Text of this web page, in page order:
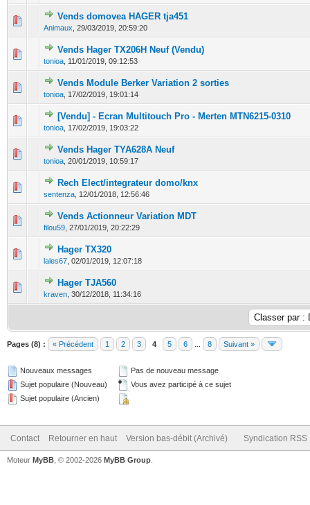
Vends domovea HAGER tja451
Animaux 29/03/2019, 20:59:20
0 Votes - 0 sur 5 en moyenne
12345
Vends Hager TX206H Neuf (Vendu)
tonioa 11/01/2019, 09:12:53
0 Votes - 0 sur 5 en moyenne
1 2345
Vends Module Berker Variation 2 sorties
tonioa 17/02/2019, 19:01:14
0 Votes - 0 sur 5 en moyenne
1 234 5
[Vendu] - Ecran Multitouch Pro - Merten MTN6215-0310
tonioa 17/02/2019, 19:03:22
0 Votes - 0 sur 5 en moyenne
12345
Vends Hager TYA628A Neuf
tonioa 20/01/2019, 10:59:17
0 Votes - 0 sur 5 en moyenne
12 345
Rech Elect/integrateur domo/knx
sentenza 12/01/2018, 12:56:46
0 Votes - 0 sur 5 en moyenne
12 345
Vends Actionneur Variation MDT
filou59 27/01/2019, 20:22:29
0 Votes - 0 sur 5 en moyenne
1 2345
Hager TX320
lales67 02/01/2019, 12:07:18
0 Votes - 0 sur 5 en moyenne
Hager TJA560
kraven 30/12/2018, 11:34:16
0 Votes - 0 sur 5 en moyenne
Pages (8) : « Précédent 1 2 3 4 5 6 8 Suivant »
Nouveaux messages
Sujet populaire (Nouveau)
Sujet populaire (Ancien)
Pas de nouveau message
Vous avez participé à ce sujet
Contact Retourner en haut Version bas-débit (Archivé) Syndication RSS
Moteur MyBB , © 2002-2026 MyBB Group